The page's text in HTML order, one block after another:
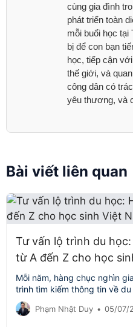
cùng gia đình
phát triển toàn
mỗi buổi học
bị để con bạn
học, tiếp cận
thế giới, và
công dân có
yêu thương, và
Bài viết liên quan
Tư vấn lộ trình du
từ A đến Z cho học
Mỗi năm, hàng chục nghìn
trình tìm kiếm thông tin về
Phạm Nhật Duy • 05/07/